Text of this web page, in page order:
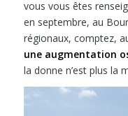
vous vous êtes
en septembre, au
régionaux, comptez,
une augmentation
la donne n’est plus la